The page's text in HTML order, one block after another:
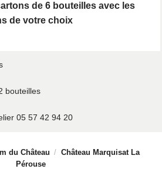
de 6 bouteilles avec les
de votre choix
bouteilles
05 57 42 94 20
du Château / Château Marquisat La
Pérouse